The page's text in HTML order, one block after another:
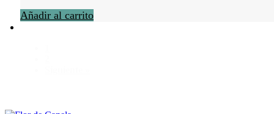
Añadir al carrito